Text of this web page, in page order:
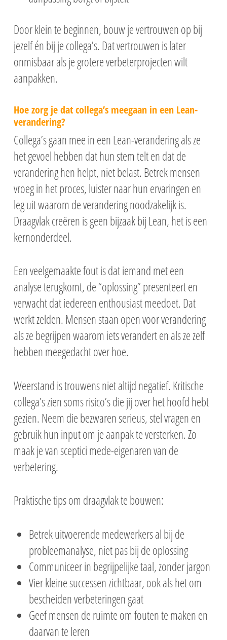
Door klein te beginnen, bouw je vertrouwen op bij
jezelf én bij je collega’s. Dat vertrouwen is later
onmisbaar als je grotere verbeterprojecten wilt
aanpakken.
Hoe zorg je dat collega’s meegaan in een Lean-
verandering?
Collega’s gaan mee in een Lean-verandering als ze
het gevoel hebben dat hun stem telt en dat de
verandering hen helpt, niet belast. Betrek mensen
vroeg in het proces, luister naar hun ervaringen en
leg uit waarom de verandering noodzakelijk is.
Draagvlak creëren is geen bijzaak bij Lean, het is een
kernonderdeel.
Een veelgemaakte fout is dat iemand met een
analyse terugkomt, de “oplossing” presenteert en
verwacht dat iedereen enthousiast meedoet. Dat
werkt zelden. Mensen staan open voor verandering
als ze begrijpen waarom iets verandert en als ze zelf
hebben meegedacht over hoe.
Weerstand is trouwens niet altijd negatief. Kritische
collega’s zien soms risico’s die jij over het hoofd hebt
gezien. Neem die bezwaren serieus, stel vragen en
gebruik hun input om je aanpak te versterken. Zo
maak je van sceptici mede-eigenaren van de
verbetering.
Praktische tips om draagvlak te bouwen:
Betrek uitvoerende medewerkers al bij de
probleemanalyse, niet pas bij de oplossing
Communiceer in begrijpelijke taal, zonder jargon
Vier kleine successen zichtbaar, ook als het om
bescheiden verbeteringen gaat
Geef mensen de ruimte om fouten te maken en
daarvan te leren